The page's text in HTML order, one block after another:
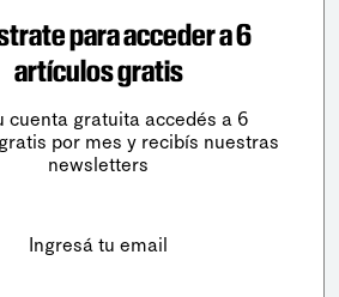
para acceder a 6
artículos gratis
cuenta gratuita accedés a 6
por mes y recibís nuestras
newsletters
Ingresá tu email